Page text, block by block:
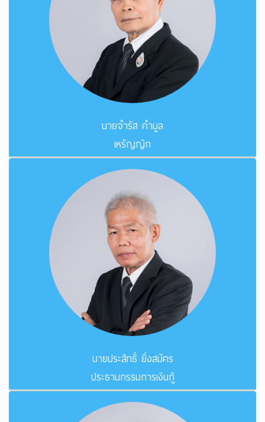
นายจำรัส คำมูล
เหรัญญิก
นายประสิทธิ์ ยิ่งสมัคร
ประธานกรรมการเงินกู้